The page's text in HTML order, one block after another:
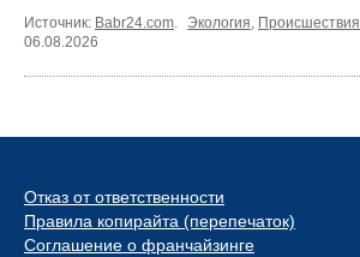
Источник: Babr24.com. Экология, Происшествия
06.08.2026
Отказ от ответственности
Правила копирайта (перепечаток)
Соглашение о франчайзинге